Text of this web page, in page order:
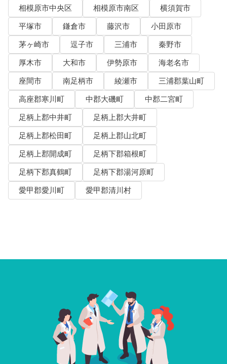
相模原市中央区
相模原市南区
横須賀市
平塚市
鎌倉市 藤沢市
小田原市
茅ヶ崎市
逗子市 三浦市
秦野市
厚木市
大和市 伊勢原市
海老名市
座間市
南足柄市 綾瀬市
三浦郡葉山町
高座郡寒川町
中郡大磯町
中郡二宮町
足柄上郡中井町
足柄上郡大井町
足柄上郡松田町
足柄上郡山北町
足柄上郡開成町
足柄下郡箱根町
足柄下郡真鶴町
足柄下郡湯河原町
愛甲郡愛川町
愛甲郡清川村